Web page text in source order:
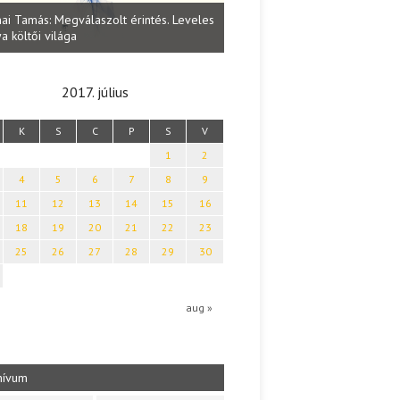
Tamás: Megválaszolt érintés. Leveles
költői világa
2017. július
K S C P S V
aug »
1
2
4 5 6 7 8
9
11 12 13 14 15
16
18 19 20 21 22
23
25 26 27 28 29
30